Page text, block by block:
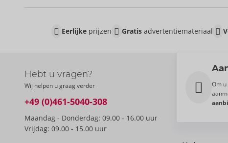
Eerlijkeprijzen Gratisadvertentiemateriaal
Hebt u vragen?
Wij helpen u graag verder
+49 (0)461-5040-308
Maandag - Donderdag: 09.00 - 16.00 uur
Vrijdag: 09.00 - 15.00 uur
Om